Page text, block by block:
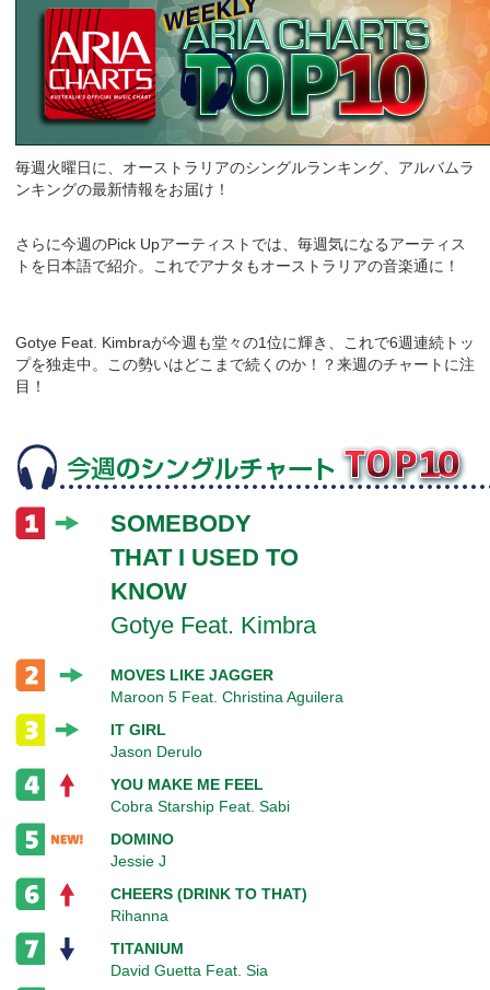
毎週火曜日に、オーストラリアのシングルランキング、アルバムラ
ンキングの最新情報をお届け！
さらに今週のPick Upアーティストでは、毎週気になるアーティス
トを日本語で紹介。これでアナタもオーストラリアの音楽通に！
Gotye Feat. Kimbraが今週も堂々の1位に輝き、これで6週連続トッ
プを独走中。この勢いはどこまで続くのか！？来週のチャートに注
目！
SOMEBODY
THAT I USED TO
KNOW
Gotye Feat. Kimbra
MOVES LIKE JAGGER
Maroon 5 Feat. Christina Aguilera
IT GIRL
Jason Derulo
YOU MAKE ME FEEL
Cobra Starship Feat. Sabi
DOMINO
Jessie J
CHEERS (DRINK TO THAT)
Rihanna
TITANIUM
David Guetta Feat. Sia